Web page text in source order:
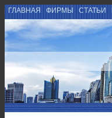
ГЛАВНАЯ ФИРМЫ СТАТЬИ